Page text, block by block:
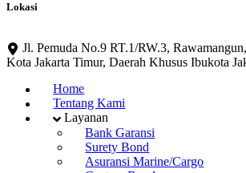
Lokasi
Jl. Pemuda No.9 RT.1/RW.3,
Kota Jakarta Timur, Daerah Khusus Ibukota
Home
Tentang Kami
Layanan
Bank Garansi
Surety Bond
Asuransi Marine/Cargo